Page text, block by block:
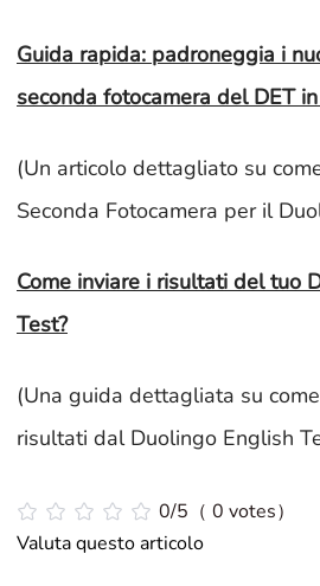
Guida rapida: padroneggia i
seconda fotocamera del DET
(Un articolo dettagliato su
Seconda Fotocamera per il
Come inviare i risultati del tuo
Test?
(Una guida dettagliata su
risultati dal Duolingo English
0/5（ 0 votes）
Valuta questo articolo